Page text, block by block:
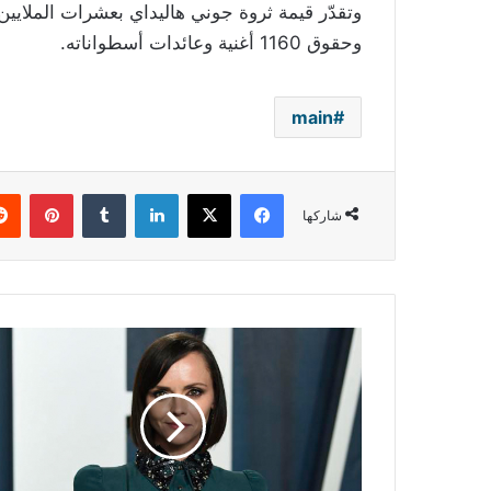
وتقدّر قيمة ثروة جوني هاليداي بعشرات
وحقوق 1160 أغنية وعائدات أسطواناته
.
main
شاركها
فيسبوك ‫X لينكدإن
بعد
زواج
دام
7
سنوات..
كريستينا
ريتشي